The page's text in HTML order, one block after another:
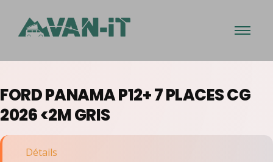
FORD PANAMA P12+ 7 PLACES CG
2026 <2M GRIS
Détails